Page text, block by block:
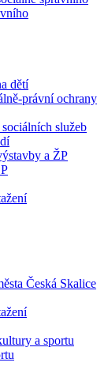
dětí
právní ochrany
služeb
a ŽP
Česká Skalice
a sportu